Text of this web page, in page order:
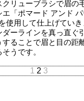
リューブラシで眉の
「ポマード アンド
使用して仕上げてい
ダーラインを真っ直ぐ
することで眉と目の距
うです。
1 2 3